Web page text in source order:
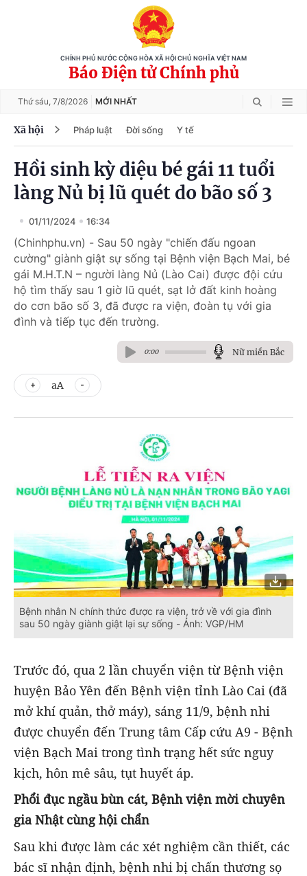
CHÍNH PHỦ NƯỚC CỘNG HÒA XÃ HỘI CHỦ NGHĨA VIỆT NAM
Báo Điện tử Chính phủ
Thứ sáu, 7/8/2026 MỚI NHẤT
Xã hội Pháp luật Đời sống Y tế
Hồi sinh kỳ diệu bé gái 11 tuổi
làng Nủ bị lũ quét do bão số 3
01/11/2024 16:34
(Chinhphu.vn) - Sau 50 ngày "chiến đấu ngoan
cường" giành giật sự sống tại Bệnh viện Bạch Mai, bé
gái M.H.T.N – người làng Nủ (Lào Cai) được đội cứu
hộ tìm thấy sau 1 giờ lũ quét, sạt lở đất kinh hoàng
do cơn bão số 3, đã được ra viện, đoàn tụ với gia
đình và tiếp tục đến trường.
0:00 Nữ miền Bắc
aA
Bệnh nhân N chính thức được ra viện, trở về với gia đình
sau 50 ngày giành giật lại sự sống - Ảnh: VGP/HM
Trước đó, qua 2 lần chuyển viện từ Bệnh viện
huyện Bảo Yên đến Bệnh viện tỉnh Lào Cai (đã
mở khí quản, thở máy), sáng 11/9, bệnh nhi
được chuyển đến Trung tâm Cấp cứu A9 - Bệnh
viện Bạch Mai trong tình trạng hết sức nguy
kịch, hôn mê sâu, tụt huyết áp.
Phổi đục ngầu bùn cát, Bệnh viện mời chuyên
gia Nhật cùng hội chẩn
Sau khi được làm các xét nghiệm cần thiết, các
bác sĩ nhận định, bệnh nhi bị chấn thương sọ